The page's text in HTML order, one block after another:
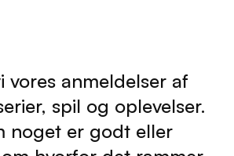
vores anmeldelser af
spil og oplevelser.
noget er godt eller